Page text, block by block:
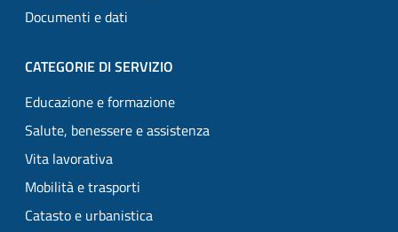
Documenti e dati
CATEGORIE DI SERVIZIO
Educazione e formazione
Salute, benessere e assistenza
Vita lavorativa
Mobilità e trasporti
Catasto e urbanistica